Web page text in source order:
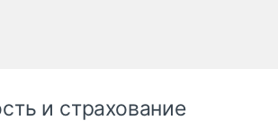
и страхование